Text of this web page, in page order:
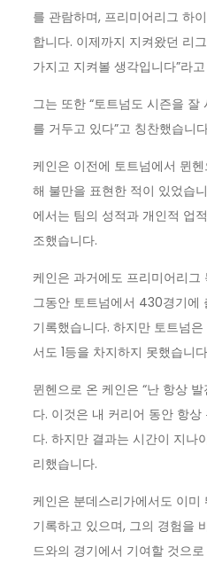
를 관람하며, 프리미어리그 하
합니다. 이제까지 지켜왔던 리
가지고 지켜볼 생각입니다”라
그는 또한 “토트넘도 시즌을
를 거두고 있다”고 칭찬했습니
케인은 이전에 토트넘에서 뮌
해 불만을 표현한 적이 있었습
에서는 팀의 성적과 개인적 업
조했습니다.
케인은 과거에도 프리미어리
그동안 토트넘에서 430경기
기록했습니다. 하지만 토트넘
서도 1등을 차지하지 못했습니
뮌헨으로 온 케인은 “난 항상
다. 이것은 내 커리어 동안 항
다. 하지만 결과는 시간이 지나
리했습니다.
케인은 분데스리가에서도 이
기록하고 있으며, 그의 경험을
드와의 경기에서 기여할 것으